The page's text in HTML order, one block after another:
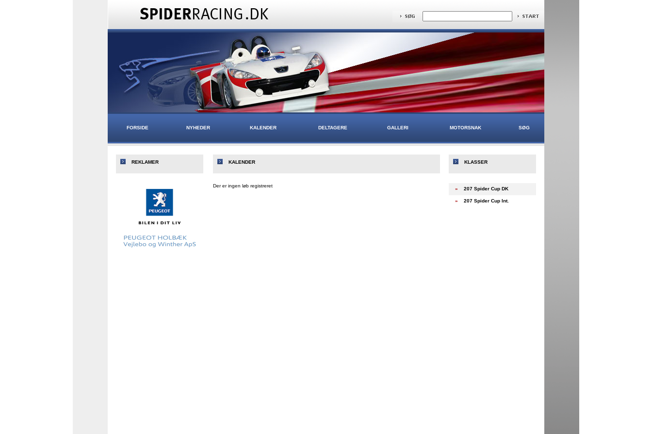
FORSIDE NYHEDER KALENDER DELTAGERE GALLERI MOTORSNAK SØG
KALENDER
Der er ingen løb registreret
KLASSER
» 207 Spider Cup DK
» 207 Spider Cup Int.
REKLAMER